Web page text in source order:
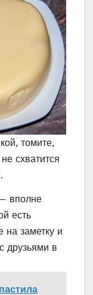
томите,
схватится
вполне
есть
на заметку и
друзьями в